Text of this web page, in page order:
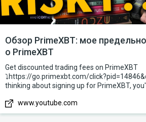
удивленние очень хороший. В целом
нужно разобраться с комиссией.
Обзор PrimeXBT: мое
о PrimeXBT
Get discounted trading fees on PrimeXBT
⤵️https://go.primexbt.com/
thinking about signing up for PrimeXBT,
www.youtube.com